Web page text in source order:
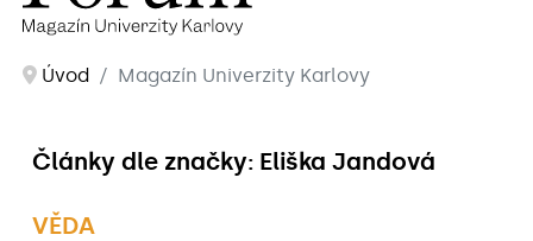
Úvod Magazín Univerzity Karlovy
Články dle značky: Eliška Jandová
VĚDA